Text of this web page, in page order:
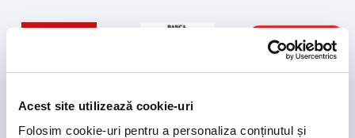
Acest site utilizează cookie-uri
Folosim cookie-uri pentru a personaliza conținutul și